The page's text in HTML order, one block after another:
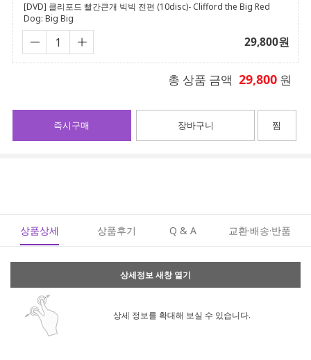
[DVD] 클리포드 빨간큰개 빅빅 전편 (10disc)- Clifford the Big Red
Dog: Big Big
29,800원
총 상품 금액 29,800 원
장바구니
즉시구매 찜
상품상세 상품후기 Q & A 교환·배송·반품
상세정보 새창 열기
상세 정보를 확대해 보실 수 있습니다.